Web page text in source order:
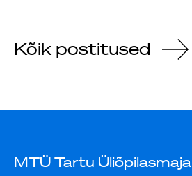
Kõik postitused
MTÜ Tartu Üliõpilasmaja